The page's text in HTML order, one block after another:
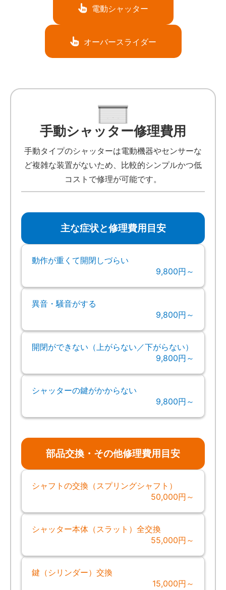
電動シャッター
オーバースライダー
手動シャッター修理費用
手動タイプのシャッターは電動機器やセンサーな
ど複雑な装置がないため、比較的シンプルかつ低
コストで修理が可能です。
主な症状と修理費用目安
動作が重くて開閉しづらい
9,800円～
異音・騒音がする
9,800円～
開閉ができない（上がらない／下がらない）
9,800円～
シャッターの鍵がかからない
9,800円～
部品交換・その他修理費用目安
シャフトの交換（スプリングシャフト）
50,000円～
シャッター本体（スラット）全交換
55,000円～
鍵（シリンダー）交換
15,000円～